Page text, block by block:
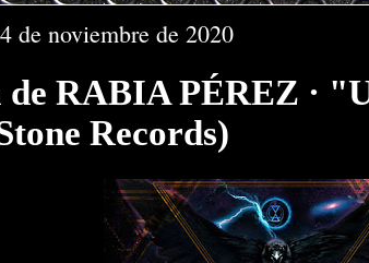
de noviembre de 2020
RABIA PÉREZ ·
Records)